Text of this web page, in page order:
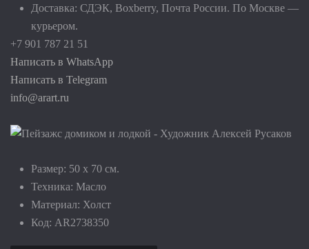
Доставка: СДЭК, Boxberry, Почта России. По Москве —
курьером.
+7 901 787 21 51
Написать в WhatsApp
Написать в Telegram
info@arart.ru
Размер: 50 х 70 см.
Техника: Масло
Материал: Холст
Код: AR2738350